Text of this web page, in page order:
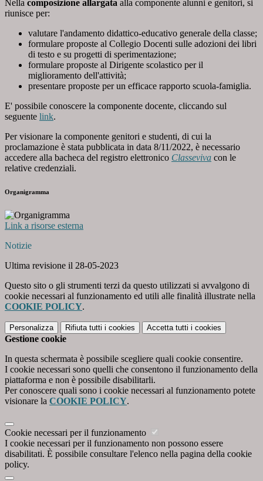
Nella composizione allargata alla componente alunni e genitori, si
riunisce per:
valutare l'andamento didattico-educativo generale della classe;
formulare proposte al Collegio Docenti sulle adozioni dei libri
di testo e su progetti di sperimentazione;
formulare proposte al Dirigente scolastico per il
miglioramento dell'attività;
presentare proposte per un efficace rapporto scuola-famiglia.
E' possibile conoscere la componente docente, cliccando sul
seguente link.
Per visionare la componente genitori e studenti, di cui la
proclamazione è stata pubblicata in data 8/11/2022, è necessario
accedere alla bacheca del registro elettronico Classeviva con le
relative credenziali.
Organigramma
Link a risorse esterna
Notizie
Ultima revisione il 28-05-2023
Questo sito o gli strumenti terzi da questo utilizzati si avvalgono di
cookie necessari al funzionamento ed utili alle finalità illustrate nella
COOKIE POLICY.
Personalizza Rifiuta tutti i cookies Accetta tutti i cookies
Gestione cookie
In questa schermata è possibile scegliere quali cookie consentire.
I cookie necessari sono quelli che consentono il funzionamento della
piattaforma e non è possibile disabilitarli.
Per conoscere quali sono i cookie necessari al funzionamento potete
visionare la COOKIE POLICY.
Cookie necessari per il funzionamento
I cookie necessari per il funzionamento non possono essere
disabilitati. È possibile consultare l'elenco nella pagina della cookie
policy.